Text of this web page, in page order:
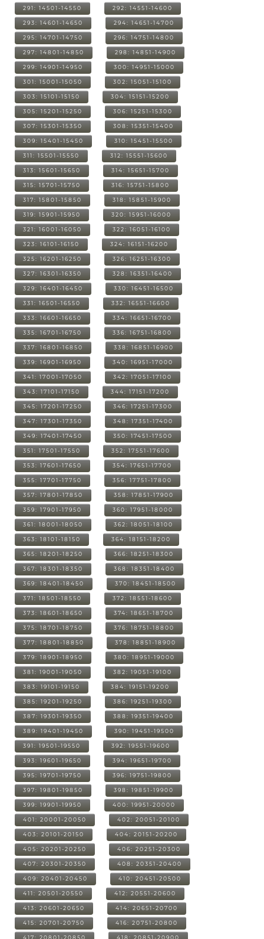
291: 14501-14550 292: 14551-14600
293: 14601-14650 294: 14651-14700
295: 14701-14750 296: 14751-14800
297: 14801-14850 298: 14851-14900
299: 14901-14950 300: 14951-15000
301: 15001-15050 302: 15051-15100
303: 15101-15150 304: 15151-15200
305: 15201-15250 306: 15251-15300
307: 15301-15350 308: 15351-15400
309: 15401-15450 310: 15451-15500
311: 15501-15550 312: 15551-15600
313: 15601-15650 314: 15651-15700
315: 15701-15750 316: 15751-15800
317: 15801-15850 318: 15851-15900
319: 15901-15950 320: 15951-16000
321: 16001-16050 322: 16051-16100
323: 16101-16150 324: 16151-16200
325: 16201-16250 326: 16251-16300
327: 16301-16350 328: 16351-16400
329: 16401-16450 330: 16451-16500
331: 16501-16550 332: 16551-16600
333: 16601-16650 334: 16651-16700
335: 16701-16750 336: 16751-16800
337: 16801-16850 338: 16851-16900
339: 16901-16950 340: 16951-17000
341: 17001-17050 342: 17051-17100
343: 17101-17150 344: 17151-17200
345: 17201-17250 346: 17251-17300
347: 17301-17350 348: 17351-17400
349: 17401-17450 350: 17451-17500
351: 17501-17550 352: 17551-17600
353: 17601-17650 354: 17651-17700
355: 17701-17750 356: 17751-17800
357: 17801-17850 358: 17851-17900
359: 17901-17950 360: 17951-18000
361: 18001-18050 362: 18051-18100
363: 18101-18150 364: 18151-18200
365: 18201-18250 366: 18251-18300
367: 18301-18350 368: 18351-18400
369: 18401-18450 370: 18451-18500
371: 18501-18550 372: 18551-18600
373: 18601-18650 374: 18651-18700
375: 18701-18750 376: 18751-18800
377: 18801-18850 378: 18851-18900
379: 18901-18950 380: 18951-19000
381: 19001-19050 382: 19051-19100
383: 19101-19150 384: 19151-19200
385: 19201-19250 386: 19251-19300
387: 19301-19350 388: 19351-19400
389: 19401-19450 390: 19451-19500
391: 19501-19550 392: 19551-19600
393: 19601-19650 394: 19651-19700
395: 19701-19750 396: 19751-19800
397: 19801-19850 398: 19851-19900
399: 19901-19950 400: 19951-20000
401: 20001-20050 402: 20051-20100
403: 20101-20150 404: 20151-20200
405: 20201-20250 406: 20251-20300
407: 20301-20350 408: 20351-20400
409: 20401-20450 410: 20451-20500
411: 20501-20550 412: 20551-20600
413: 20601-20650 414: 20651-20700
415: 20701-20750 416: 20751-20800
417: 20801-20850 418: 20851-20900